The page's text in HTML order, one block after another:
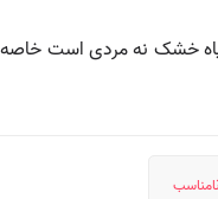
خشک نه مردی است خاصه